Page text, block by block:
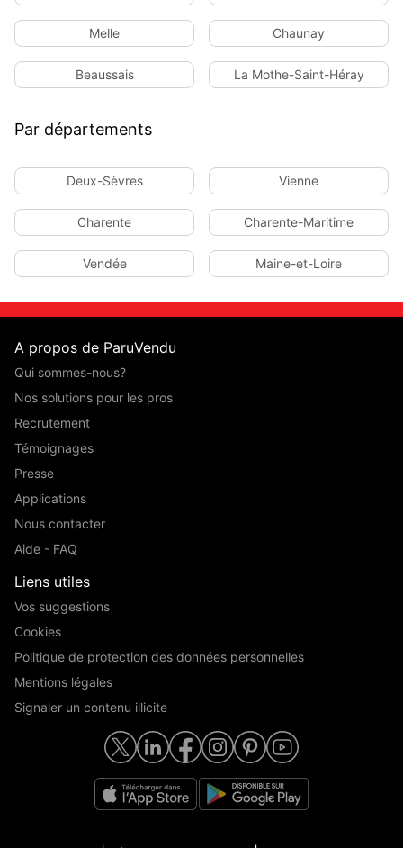
Melle Chaunay
Beaussais La Mothe-Saint-Héray
Par départements
Deux-Sèvres Vienne
Charente Charente-Maritime
Vendée Maine-et-Loire
A propos de ParuVendu
Qui sommes-nous?
Nos solutions pour les pros
Recrutement
Témoignages
Presse
Applications
Nous contacter
Aide - FAQ
Liens utiles
Vos suggestions
Cookies
Politique de protection des données personnelles
Mentions légales
Signaler un contenu illicite